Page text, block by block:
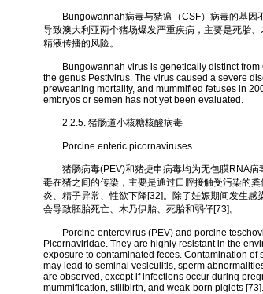
Bungowannah病毒与猪瘟（CSF）病毒的基因
导致澳大利亚两个猪场爆发严重疾病，主要是死胎
精液传播的风险。
Bungowannah virus is genetically distinct from
the genus Pestivirus. The virus caused a severe
preweaning mortality, and mummified fetuses in
embryos or semen has not yet been evaluated.
2.2.5. 猪肠道小核糖核酸病毒
Porcine enteric picornaviruses
猪肠病毒(PEV)和猪捷申病毒均为无包膜RNA病
毒在猪之间的传染，主要是通过口腔接触受污染的
炎、精子异常、性欲下降[32]。除了妊娠期间发生
会导致胚胎死亡、木乃伊胎、死胎和弱仔[73]。
Porcine enterovirus (PEV) and porcine
Picornaviridae. They are highly resistant in the
exposure to contaminated feces. Contamination
may lead to seminal vesiculitis, sperm
are observed, except if infections occur during
mummification, stillbirth, and weak-born piglets [73].